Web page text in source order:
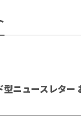
型ニュースレター